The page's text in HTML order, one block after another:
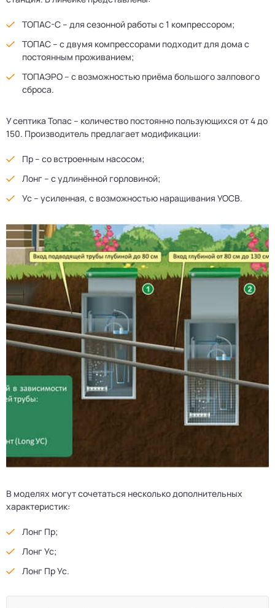
ТОПАС-С – для сезонной работы с 1 компрессором;
ТОПАС – с двумя компрессорами подходит для дома с
постоянным проживанием;
ТОПАЭРО – с возможностью приёма большого залпового
сброса.
У септика Топас – количество постоянно пользующихся от 4 до
150. Производитель предлагает модификации:
Пр – со встроенным насосом;
Лонг – с удлинённой горловиной;
Ус – усиленная, с возможностью наращивания УОСВ.
В моделях могут сочетаться несколько дополнительных
характеристик:
Лонг Пр;
Лонг Ус;
Лонг Пр Ус.